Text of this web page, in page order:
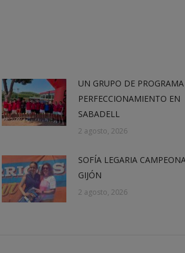
UN GRUPO DE
PERFECCIONAMIENTO EN
SABADELL
2 agosto, 2026
SOFÍA LEGARIA
GIJÓN
2 agosto, 2026